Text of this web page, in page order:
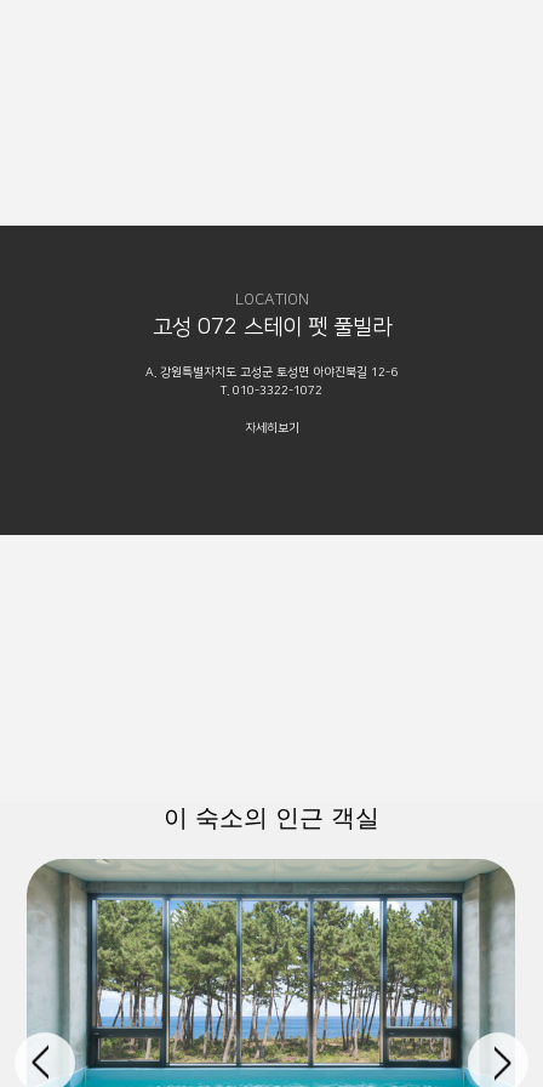
LOCATION
고성 072 스테이 펫 풀빌라
A. 강원특별자치도 고성군 토성면 아야진북길 12-6
T. 010-3322-1072
자세히보기
이 숙소의 인근 객실